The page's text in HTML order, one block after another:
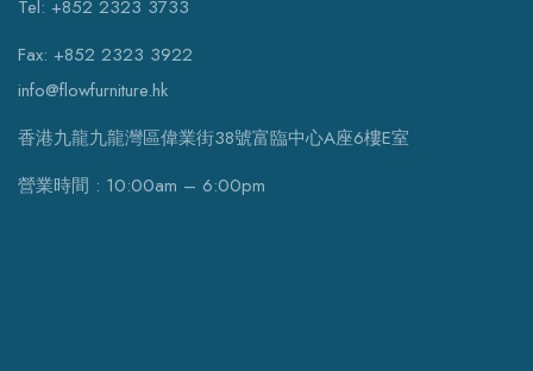
Tel: +852 2323 3733
Fax: +852 2323 3922
info@flowfurniture.hk
香港九龍九龍灣區偉業街38號富臨中心A座6樓E室
營業時間 : 10:00am – 6:00pm